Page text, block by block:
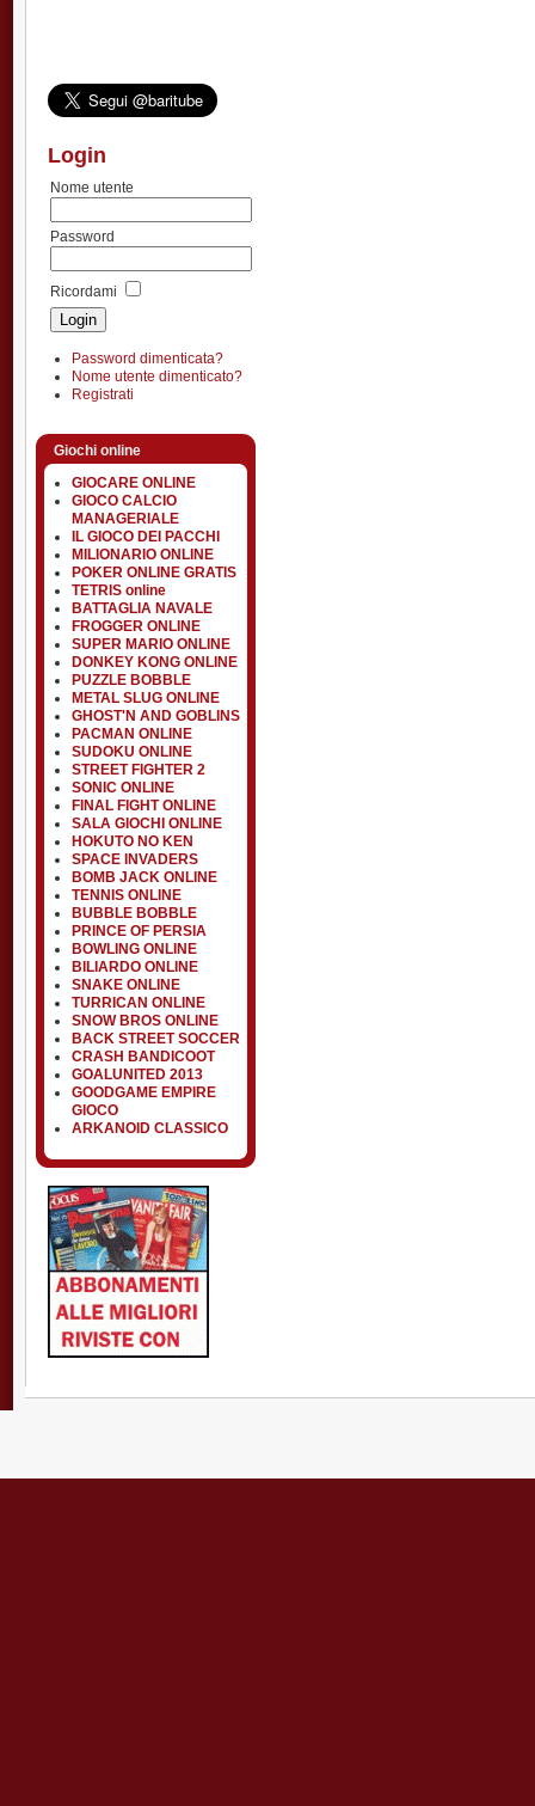
Login
Nome utente
Password
Ricordami
Password dimenticata?
Nome utente dimenticato?
Registrati
Giochi online
GIOCARE ONLINE
GIOCO CALCIO
MANAGERIALE
IL GIOCO DEI PACCHI
MILIONARIO ONLINE
POKER ONLINE GRATIS
TETRIS online
BATTAGLIA NAVALE
FROGGER ONLINE
SUPER MARIO ONLINE
DONKEY KONG ONLINE
PUZZLE BOBBLE
METAL SLUG ONLINE
GHOST'N AND GOBLINS
PACMAN ONLINE
SUDOKU ONLINE
STREET FIGHTER 2
SONIC ONLINE
FINAL FIGHT ONLINE
SALA GIOCHI ONLINE
HOKUTO NO KEN
SPACE INVADERS
BOMB JACK ONLINE
TENNIS ONLINE
BUBBLE BOBBLE
PRINCE OF PERSIA
BOWLING ONLINE
BILIARDO ONLINE
SNAKE ONLINE
TURRICAN ONLINE
SNOW BROS ONLINE
BACK STREET SOCCER
CRASH BANDICOOT
GOALUNITED 2013
GOODGAME EMPIRE
GIOCO
ARKANOID CLASSICO